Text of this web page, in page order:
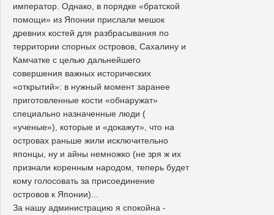
император. Однако, в порядке «братской
помощи» из Японии прислали мешок
древних костей для разбрасывания по
территории спорных островов, Сахалину и
Камчатке с целью дальнейшего
совершения важных исторических
«открытий»: в нужный момент заранее
приготовленные кости «обнаружат»
специально назначенные люди (
«ученые»), которые и «докажут», что на
островах раньше жили исключительно
японцы, ну и айны немножко (не зря ж их
признали коренным народом, теперь будет
кому голосовать за присоединение
островов к Японии)...
За нашу администрацию я спокойна -